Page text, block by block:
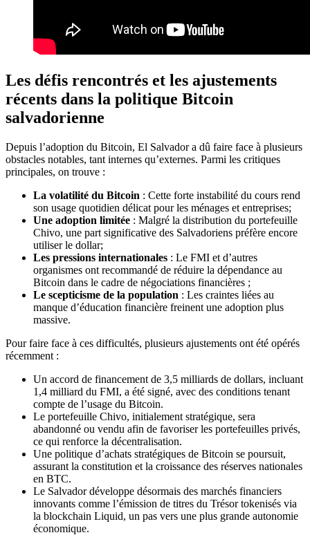
Les défis rencontrés et les ajustements
récents dans la politique Bitcoin
salvadorienne
Depuis l’adoption du Bitcoin, El Salvador a dû faire face à plusieurs
obstacles notables, tant internes qu’externes. Parmi les critiques
principales, on trouve :
La volatilité du Bitcoin : Cette forte instabilité du cours rend
son usage quotidien délicat pour les ménages et entreprises;
Une adoption limitée : Malgré la distribution du portefeuille
Chivo, une part significative des Salvadoriens préfère encore
utiliser le dollar;
Les pressions internationales : Le FMI et d’autres
organismes ont recommandé de réduire la dépendance au
Bitcoin dans le cadre de négociations financières ;
Le scepticisme de la population : Les craintes liées au
manque d’éducation financière freinent une adoption plus
massive.
Pour faire face à ces difficultés, plusieurs ajustements ont été opérés
récemment :
Un accord de financement de 3,5 milliards de dollars, incluant
1,4 milliard du FMI, a été signé, avec des conditions tenant
compte de l’usage du Bitcoin.
Le portefeuille Chivo, initialement stratégique, sera
abandonné ou vendu afin de favoriser les portefeuilles privés,
ce qui renforce la décentralisation.
Une politique d’achats stratégiques de Bitcoin se poursuit,
assurant la constitution et la croissance des réserves nationales
en BTC.
Le Salvador développe désormais des marchés financiers
innovants comme l’émission de titres du Trésor tokenisés via
la blockchain Liquid, un pas vers une plus grande autonomie
économique.